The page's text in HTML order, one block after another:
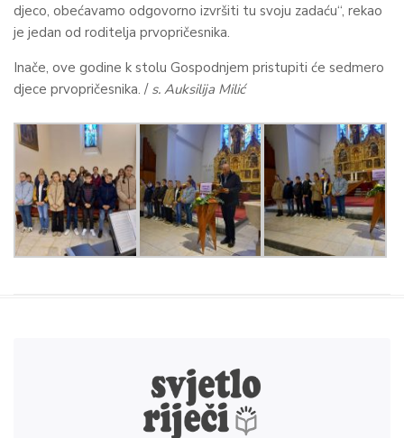
djeco, obećavamo odgovorno izvršiti tu svoju zadaću“, rekao
je jedan od roditelja prvopričesnika.
Inače, ove godine k stolu Gospodnjem pristupiti će sedmero
djece prvopričesnika. / s. Auksilija Milić